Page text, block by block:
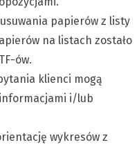
papierów z listy
na listach zostało
ów.
klienci mogą
i/lub
wykresów z